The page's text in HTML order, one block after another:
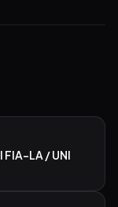
LA / UNI